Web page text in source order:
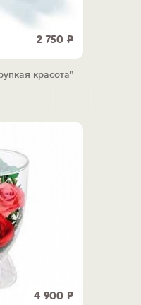
2 750 Р
красота"
4 900 Р